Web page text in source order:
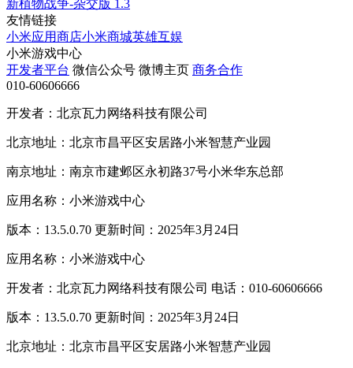
新植物战争-杂交版 1.3
友情链接
小米应用商店小米商城英雄互娱
小米游戏中心
开发者平台 微信公众号 微博主页 商务合作
010-60606666
开发者：北京瓦力网络科技有限公司
北京地址：北京市昌平区安居路小米智慧产业园
南京地址：南京市建邺区永初路37号小米华东总部
应用名称：小米游戏中心
版本：13.5.0.70 更新时间：2025年3月24日
应用名称：小米游戏中心
开发者：北京瓦力网络科技有限公司 电话：010-60606666
版本：13.5.0.70 更新时间：2025年3月24日
北京地址：北京市昌平区安居路小米智慧产业园